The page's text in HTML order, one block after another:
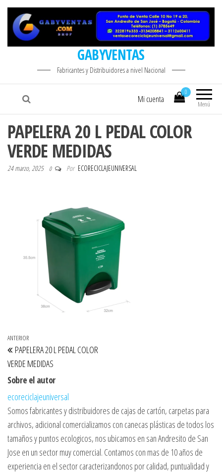
GABYVENTAS
Fabricantes y Distribuidores a nivel Nacional
Menú
0
Mi cuenta
PAPELERA 20 L PEDAL COLOR
VERDE MEDIDAS
24 marzo, 2025 0 Por ECORECICLAJEUNIVERSAL
Navegación de entradas
Entrada anterior
ANTERIOR
PAPELERA 20 L PEDAL COLOR
VERDE MEDIDAS
Sobre el autor
ecoreciclajeuniversal
Somos fabricantes y distribuidores de cajas de cartón, carpetas para
archivos, adicional comercializamos con canecas plásticas de todos los
tamaños y puntos ecologicos, nos ubicamos en san Andresito de San
Jose en un sector muy comercial. Contamos con mas de 10 años de
experiencia en el sector caracterizandonos por calidad, puntualidad y